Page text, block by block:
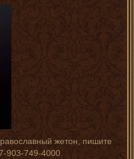
жетон, пишите
903-749-4000.